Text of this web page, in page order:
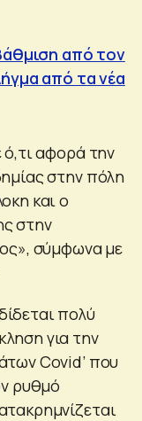
από τον
από τα νέα
αφορά την
στην πόλη
και ο
στην
σύμφωνα με
πολύ
για την
Covid’ που
ρυθμό